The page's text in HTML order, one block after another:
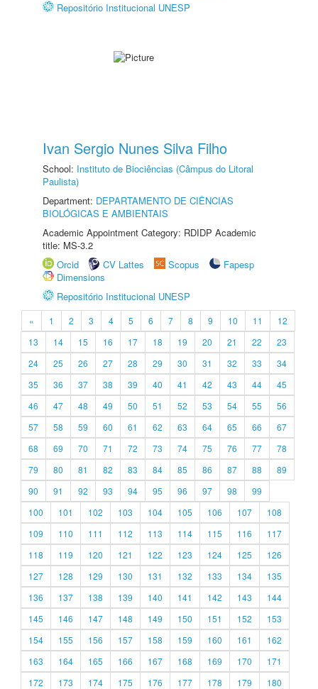
Repositório Institucional UNESP
Ivan Sergio Nunes Silva Filho
School: Instituto de Biociências (Câmpus do Litoral
Paulista)
Department: DEPARTAMENTO DE CIÊNCIAS
BIOLÓGICAS E AMBIENTAIS
Academic Appointment Category: RDIDP Academic
title: MS-3.2
Orcid
CV Lattes Scopus
Fapesp
Dimensions
Repositório Institucional UNESP
« 1 2 3 4 5 6 7 8 9 10 11
12
13
14 15 16 17 18 19 20 21 22
23
24
25 26 27 28 29 30 31 32 33
34
35
36 37 38 39 40 41 42 43 44
45
46
47 48 49 50 51 52 53 54 55
56
57
58 59 60 61 62 63 64 65 66
67
68
69 70 71 72 73 74 75 76 77
78
79
80 81 82 83 84 85 86 87 88
89
90
91 92 93 94 95 96 97 98
99
100
101 102 103 104 105 106 107
108
109
110 111 112 113 114 115 116
117
118
119 120 121 122 123 124 125
126
127
128 129 130 131 132 133 134
135
136
137 138 139 140 141 142 143
144
145
146 147 148 149 150 151 152
153
154
155 156 157 158 159 160 161
162
163
164 165 166 167 168 169 170
171
172
173 174 175 176 177 178 179
180